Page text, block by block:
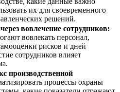
их для своевременного
решений.
вовлечение сотрудников:
вовлекать персонал,
рисков и дней
сотрудников влияет
производственной
процессы охраны